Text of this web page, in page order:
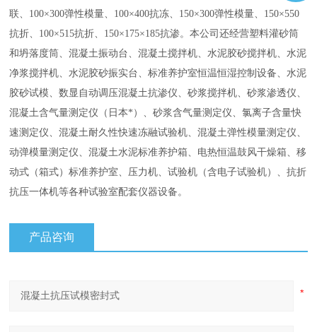
联、100×300弹性模量、100×400抗冻、150×300弹性模量、150×550
抗折、100×515抗折、150×175×185抗渗。本公司还经营塑料灌砂筒
和坍落度筒、混凝土振动台、混凝土搅拌机、水泥胶砂搅拌机、水泥
净浆搅拌机、水泥胶砂振实台、标准养护室恒温恒湿控制设备、水泥
胶砂试模、数显自动调压混凝土抗渗仪、砂浆搅拌机、砂浆渗透仪、
混凝土含气量测定仪（日本*）、砂浆含气量测定仪、氯离子含量快
速测定仪、混凝土耐久性快速冻融试验机、混凝土弹性模量测定仪、
动弹模量测定仪、混凝土水泥标准养护箱、电热恒温鼓风干燥箱、移
动式（箱式）标准养护室、压力机、试验机（含电子试验机）、抗折
抗压一体机等各种试验室配套仪器设备。
产品咨询